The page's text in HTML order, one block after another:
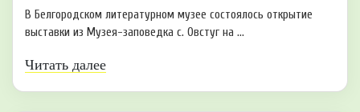
В Белгородском литературном музее состоялось открытие
выставки из Музея-заповедка с. Овстуг на ...
Читать далее